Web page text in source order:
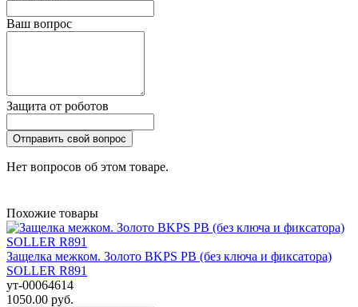
Ваш вопрос
Защита от роботов
Отправить свой вопрос
Нет вопросов об этом товаре.
Похожие товары
Защелка межком. Золото BKPS РВ (без ключа и фиксатора)
SOLLER R891
ут-00064614
1050.00 руб.